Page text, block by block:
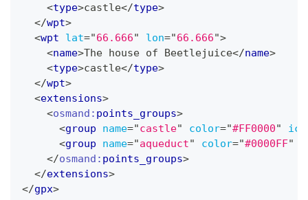
<type>castle</type>
</wpt>
<wpt lat="66.666" lon="66.666">
<name>The house of Beetlejuice</name>
<type>castle</type>
</wpt>
<extensions>
<osmand: points_groups>
<group name="castle" color="#FF0000"
<group name="aqueduct" color="#0000FF"
</osmand: points_groups>
</extensions>
</gpx>